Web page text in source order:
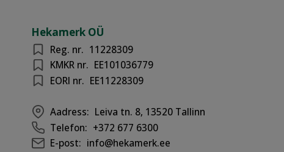
Hekamerk OÜ
Reg. nr. 11228309
KMKR nr. EE101036779
EORI nr. EE11228309
Aadress: Leiva tn. 8, 13520 Tallinn
Telefon: +372 677 6300
E-post: info@hekamerk.ee